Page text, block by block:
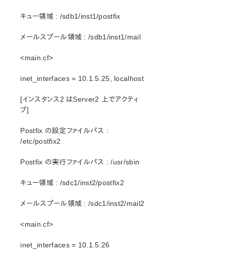
ー一覧
PostgreSQLパラメーター一覧
Route53 パラメーター一覧
Standby Node Health Checkパラメーター一覧
エラーコード一覧
総合メッセージカタログ
LifeKeeper for Linuxサポートマトリックス
サポートストレージ
LifeKeeper for Linux 評価ガイド
キュー領域 : /sdb1/inst1/postfix
メールスプール領域 : /sdb1/inst1/mail
<main.cf>
inet_interfaces = 10.1.5.25, localhost
[インスタンス2 はServer2 上でアクティ
ブ]
Postfix の設定ファイルパス :
/etc/postfix2
Postfix の実行ファイルパス : /usr/sbin
キュー領域 : /sdc1/inst2/postfix2
メールスプール領域 : /sdc1/inst2/mail2
<main.cf>
inet_interfaces = 10.1.5.26